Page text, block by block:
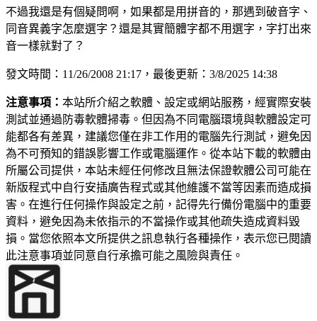
不過我還是有個疑問啊，如果都是用拼音的，那遇到破音字、
同音異義字怎麼選字？還是其實簡體字都不用選字，字打出來
音一樣就對了？
發文時間：11/26/2008 21:17，最後更新：3/8/2025 14:38
注意事項： 本站所介紹之軟體、設定或網站服務，經實際安裝
測試並通過防毒軟體掃毒。但因為不同電腦環境與軟體設定可
能都各有差異，建議您僅在非工作用的電腦先行測試，避免因
為不可預知的錯誤影響工作或電腦運作。從本站下載的軟體由
所屬公司提供，本站未經任何修改且無法保證軟體公司可能在
新版程式中自行安插廣告程式或其他維護不當等因素而造成損
害。在進行任何操作與設定之前，記得先行備份電腦中的重要
資料，避免因為未依指示的不當操作或其他疏失造成資料毀
損。當您依照本文所提供之訊息執行各種操作，表示您已閱讀
此注意事項並同意自行承擔可能之風險與責任。